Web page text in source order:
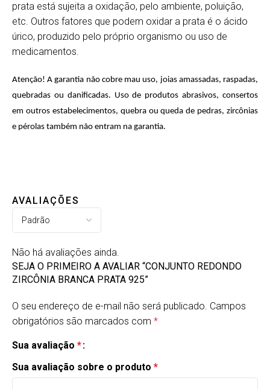
prata está sujeita a oxidação, pelo ambiente, poluição,
etc. Outros fatores que podem oxidar a prata é o ácido
úrico, produzido pelo próprio organismo ou uso de
medicamentos.
Atenção! A garantia não cobre mau uso, joias amassadas, raspadas,
quebradas ou danificadas. Uso de produtos abrasivos, consertos
em outros estabelecimentos, quebra ou queda de pedras, zircônias
e pérolas também não entram na garantia.
AVALIAÇÕES
Não há avaliações ainda.
SEJA O PRIMEIRO A AVALIAR “CONJUNTO REDONDO
ZIRCÔNIA BRANCA PRATA 925”
O seu endereço de e-mail não será publicado. Campos
obrigatórios são marcados com *
Sua avaliação *
Sua avaliação sobre o produto *